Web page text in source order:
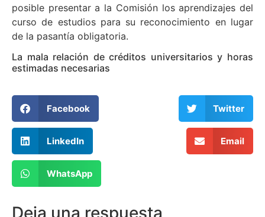
posible presentar a la Comisión los aprendizajes del
curso de estudios para su reconocimiento en lugar
de la pasantía obligatoria.
La mala relación de créditos universitarios y horas
estimadas necesarias
Facebook Twitter
LinkedIn Email
WhatsApp
Deja una respuesta